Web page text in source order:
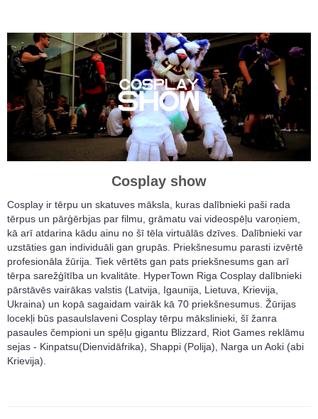
Cosplay show
Cosplay ir tērpu un skatuves māksla, kuras dalībnieki paši rada
tērpus un pārģērbjas par filmu, grāmatu vai videospēļu varoņiem,
kā arī atdarina kādu ainu no šī tēla virtuālās dzīves. Dalībnieki var
uzstāties gan individuāli gan grupās. Priekšnesumu parasti izvērtē
profesionāla žūrija. Tiek vērtēts gan pats priekšnesums gan arī
tērpa sarežģītība un kvalitāte. HyperTown Riga Cosplay dalībnieki
pārstāvēs vairākas valstis (Latvija, Igaunija, Lietuva, Krievija,
Ukraina) un kopā sagaidam vairāk kā 70 priekšnesumus. Žūrijas
locekļi būs pasaulslaveni Cosplay tērpu mākslinieki, šī žanra
pasaules čempioni un spēļu gigantu Blizzard, Riot Games reklāmu
sejas - Kinpatsu(Dienvidāfrika), Shappi (Polija), Narga un Aoki (abi
Krievija).